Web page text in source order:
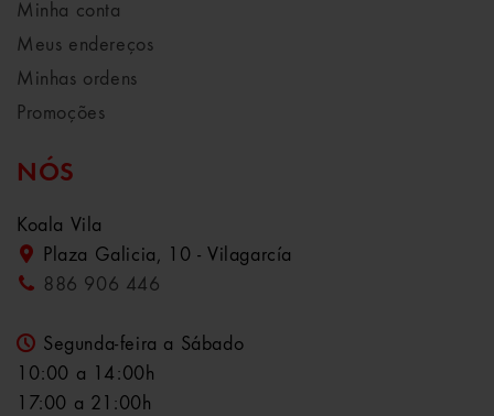
Minha conta
Meus endereços
Minhas ordens
Promoções
NÓS
Koala Vila
Plaza Galicia, 10 - Vilagarcía
886 906 446
Segunda-feira a Sábado
10:00 a 14:00h
17:00 a 21:00h